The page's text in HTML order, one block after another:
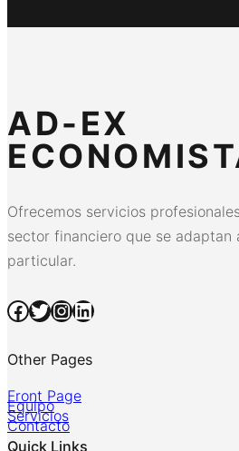
AD-EX
Ofrecemos servicios
sector financiero que se adaptan
particular.
Facebook Twitter InstagramLinkedIn
Other Pages
Front Page
Equipo
Servicios
Contacto
Quick Links